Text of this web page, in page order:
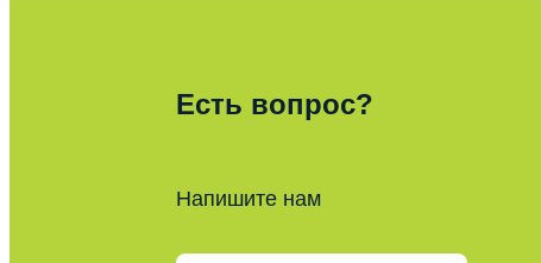
Есть вопрос?
Напишите нам